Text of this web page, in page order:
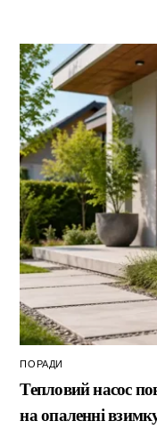
ПОРАДИ
Тепловий насос
на опаленні